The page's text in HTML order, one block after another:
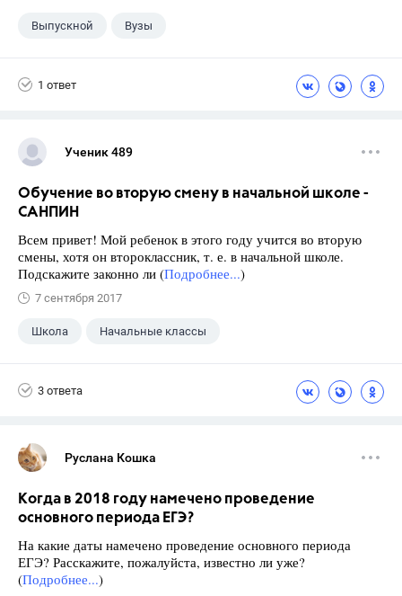
Выпускной Вузы
1 ответ
Ученик 489
Обучение во вторую смену в начальной школе -
САНПИН
Всем привет! Мой ребенок в этого году учится во вторую
смены, хотя он второклассник, т. е. в начальной школе.
Подскажите законно ли (Подробнее...)
7 сентября 2017
Школа Начальные классы
3 ответа
Руслана Кошка
Когда в 2018 году намечено проведение
основного периода ЕГЭ?
На какие даты намечено проведение основного периода
ЕГЭ? Расскажите, пожалуйста, известно ли уже?
(Подробнее...)